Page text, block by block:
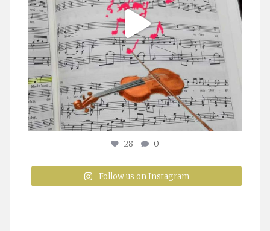
28 0
Follow us on Instagram